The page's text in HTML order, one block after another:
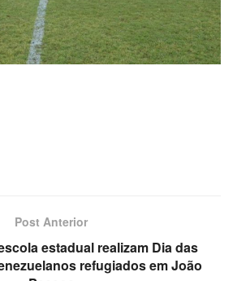
Post Anterior
estadual realizam Dia das
refugiados em João